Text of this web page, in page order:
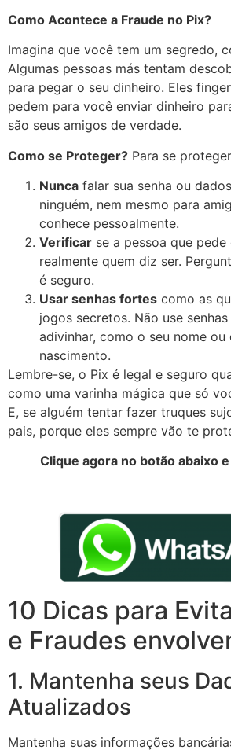
Como Acontece a Fraude no Pix?
Imagina que você tem um segredo,
Algumas pessoas más tentam
para pegar o seu dinheiro. Eles
pedem para você enviar dinheiro
são seus amigos de verdade.
Como se Proteger? Para se
Nunca falar sua senha ou
ninguém, nem mesmo para
conhece pessoalmente.
Verificar se a pessoa que
realmente quem diz ser.
é seguro.
Usar senhas fortes como as
jogos secretos. Não use
adivinhar, como o seu nome ou
nascimento.
Lembre-se, o Pix é legal e seguro
como uma varinha mágica que só
E, se alguém tentar fazer truques
pais, porque eles sempre vão te
Clique agora no botão abaixo
10 Dicas para
e Fraudes
1. Mantenha seus
Atualizados
Mantenha suas informações